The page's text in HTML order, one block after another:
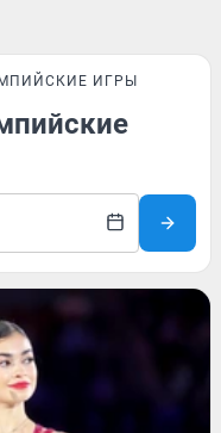
ИГРЫ